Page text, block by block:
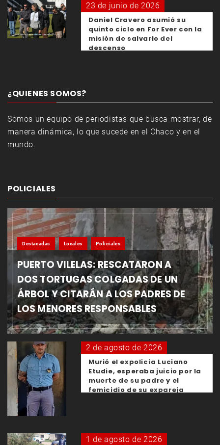
23 de junio de 2026
Daniel Cravero asumió su
quinto ciclo en For Ever con la
misión de salvarlo del
descenso
¿QUIENES SOMOS?
Somos un equipo de periodistas que busca mostrar, de
manera dinámica, lo que sucede en el Chaco y en el
mundo.
POLICIALES
Destacadas Locales Policiales
PUERTO VILELAS: RESCATARON A
DOS TORTUGAS COLGADAS DE UN
ÁRBOL Y CITARÁN A LOS PADRES DE
LOS MENORES RESPONSABLES
2 de agosto de 2026
Murió el expolicía Luciano
Etudie, esperaba juicio por la
muerte de su padre y el
femicidio de su expareja
1 de agosto de 2026